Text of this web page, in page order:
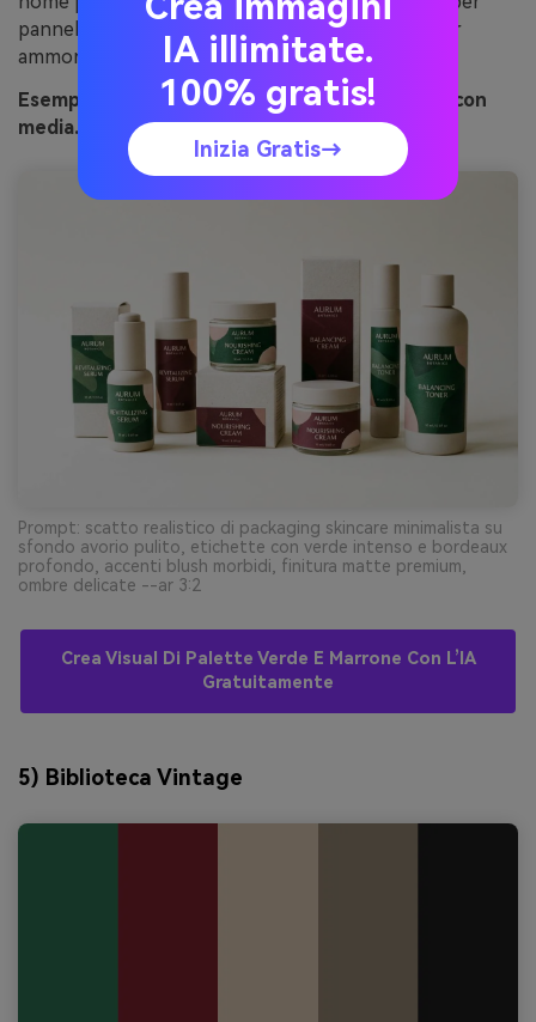
pannelli secondari o evidenziazione ingredienti per
ammorbidire il contrasto.
Esempio visivo di bordeaux botanico generato con
media.io
Prompt: scatto realistico di packaging skincare minimalista su
sfondo avorio pulito, etichette con verde intenso e bordeaux
profondo, accenti blush morbidi, finitura matte premium,
ombre delicate --ar 3:2
Crea Visual Di Palette Verde E Marrone Con L’IA
Gratuitamente
5) Biblioteca Vintage
IA illimitate.
100% gratis!
Inizia Gratis→